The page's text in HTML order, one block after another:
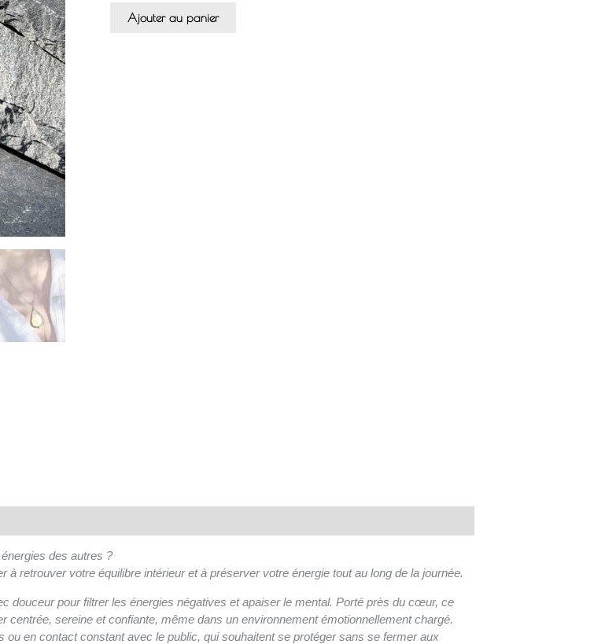
Ajouter au panier
des autres ?
retrouver votre équilibre intérieur et à préserver votre énergie tout au long de la journée.
douceur pour filtrer les énergies négatives et apaiser le mental. Porté près du cœur, ce
sereine et confiante, même dans un environnement émotionnellement chargé.
en contact constant avec le public, qui souhaitent se protéger sans se fermer aux